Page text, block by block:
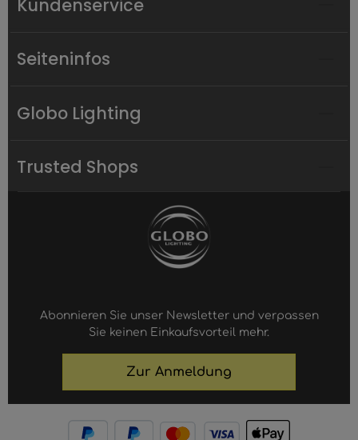
Kundenservice
Seiteninfos
Globo Lighting
Trusted Shops
Abonnieren Sie unser Newsletter und verpassen
Sie keinen Einkaufsvorteil mehr.
Zur Anmeldung